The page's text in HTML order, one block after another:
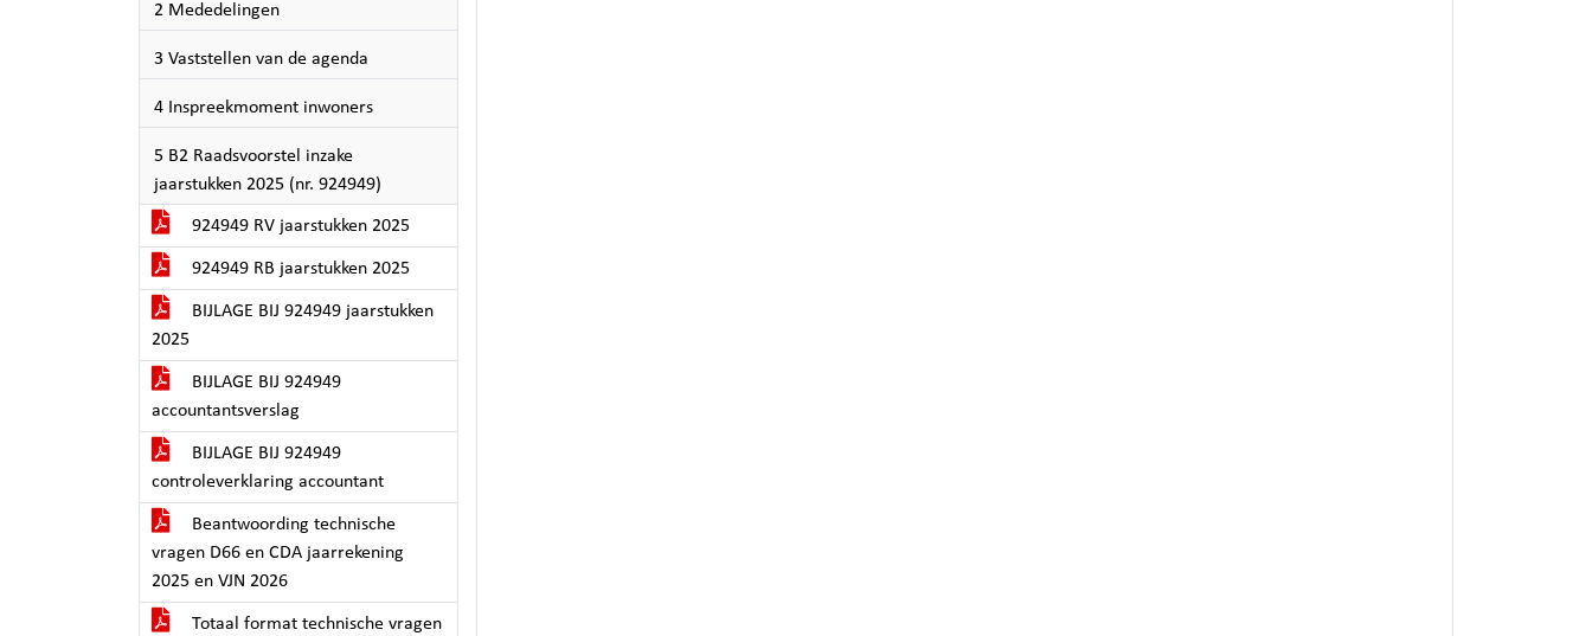
2 Mededelingen
3 Vaststellen van de agenda
4 Inspreekmoment inwoners
5 B2 Raadsvoorstel inzake
jaarstukken 2025 (nr. 924949)
924949 RV jaarstukken 2025
924949 RB jaarstukken 2025
BIJLAGE BIJ 924949 jaarstukken
2025
BIJLAGE BIJ 924949
accountantsverslag
BIJLAGE BIJ 924949
controleverklaring accountant
Beantwoording technische
vragen D66 en CDA jaarrekening
2025 en VJN 2026
Totaal format technische vragen